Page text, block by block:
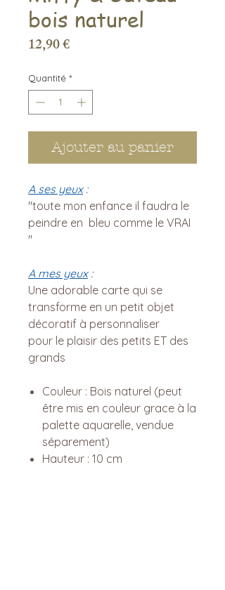
bois naturel
12,90 €Prix
Quantité *
Ajouter au panier
A ses yeux:
"toute mon enfance il faudra le
peindre en bleu comme le VRAI
"
A mes yeux:
Une adorable carte qui se
transforme en un petit objet
décoratif à personnaliser
pour le plaisir des petits ET des
grands
Couleur : Bois naturel (peut
être mis en couleur grace à la
palette aquarelle, vendue
séparement)
Hauteur : 10 cm